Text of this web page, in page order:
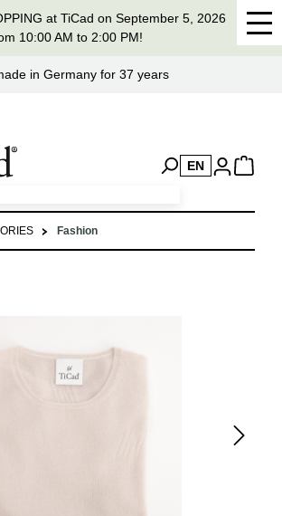
at TiCad on September 5, 2026
10:00 AM to 2:00 PM!
in Germany for 37 years
EN
Fashion